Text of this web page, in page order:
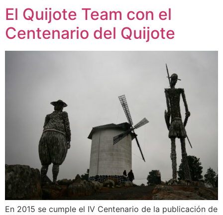
El Quijote Team con el
Centenario del Quijote
En 2015 se cumple el IV Centenario de la publicación de